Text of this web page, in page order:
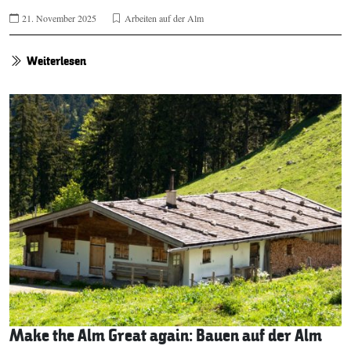
21. November 2025 Arbeiten auf der Alm
Weiterlesen
Make the Alm Great again: Bauen auf der Alm